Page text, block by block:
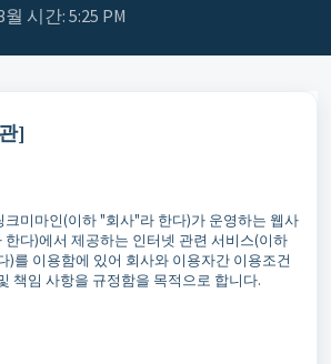
시간: 5:25 PM
]
크미마인(이하 "회사"라 한다)가 운영하는 웹사
한다)에서 제공하는 인터넷 관련 서비스(이하
)를 이용함에 있어 회사와 이용자간 이용조건
책임 사항을 규정함을 목적으로 합니다.